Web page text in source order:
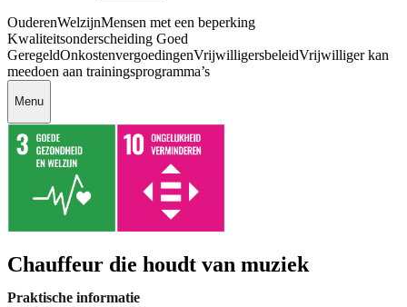
OuderenWelzijnMensen met een beperking
Kwaliteitsonderscheiding Goed
GeregeldOnkostenvergoedingenVrijwilligersbeleidVrijwilliger kan
meedoen aan trainingsprogramma’s
Menu
Chauffeur die houdt van muziek
Praktische informatie